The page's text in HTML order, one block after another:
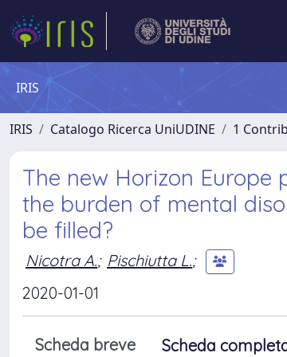
IRIS
IRIS Catalogo Ricerca UniUDINE 1
The new Horizon Europe
the burden of mental
be filled?
Nicotra A.; Pischiutta L.;
2020-01-01
Scheda breve Scheda